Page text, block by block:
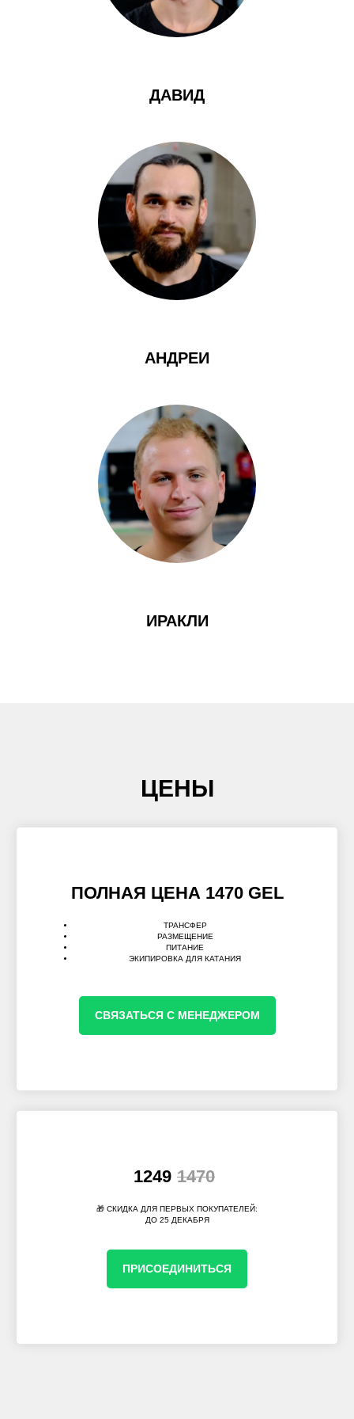
ДАВИД
АНДРЕИ
ИРАКЛИ
ЦЕНЫ
ПОЛНАЯ ЦЕНА 1470 GEL
ТРАНСФЕР
РАЗМЕЩЕНИЕ
ПИТАНИЕ
ЭКИПИРОВКА ДЛЯ КАТАНИЯ
СВЯЗАТЬСЯ С МЕНЕДЖЕРОМ
1249 1470
🎁 СКИДКА ДЛЯ ПЕРВЫХ ПОКУПАТЕЛЕЙ:
ДО 25 ДЕКАБРЯ
ПРИСОЕДИНИТЬСЯ